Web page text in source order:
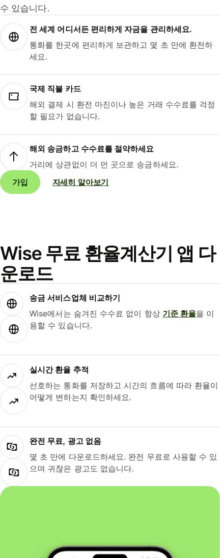
수 있습니다.
전 세계 어디서든 편리하게 자금을 관리하세요.
통화를 한곳에 편리하게 보관하고 몇 초 만에 환전하
세요.
국제 직불 카드
해외 결제 시 환전 마진이나 높은 거래 수수료를 걱정
할 필요가 없습니다.
해외 송금하고 수수료를 절약하세요
거리에 상관없이 더 먼 곳으로 송금하세요.
가입
자세히 알아보기
Wise 무료 환율계산기 앱 다
운로드
송금 서비스업체 비교하기
Wise에서는 숨겨진 수수료 없이 항상 기준 환율을 이
용할 수 있습니다.
실시간 환율 추적
선호하는 통화를 저장하고 시간의 흐름에 따라 환율이
어떻게 변하는지 확인하세요.
완전 무료, 광고 없음
몇 초 만에 다운로드하세요. 완전 무료로 사용할 수 있
으며 귀찮은 광고도 없습니다.